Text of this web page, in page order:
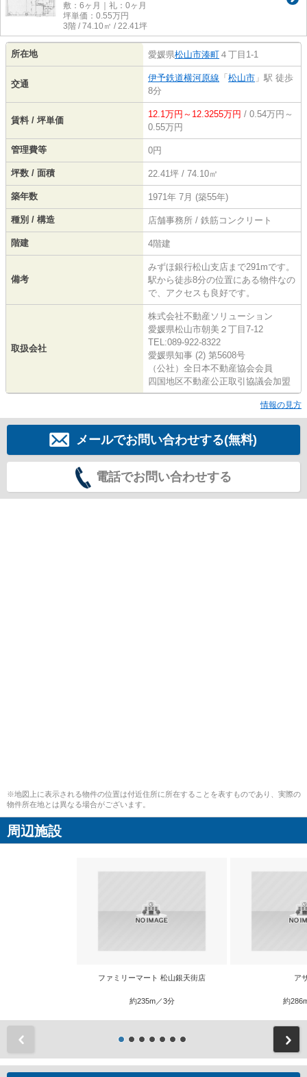
敷：6ヶ月｜礼：0ヶ月
坪単価： 0.55万円
3階 / 74.10㎡ / 22.41坪
所在地 愛媛県松山市湊町 ４丁目1-1
交通
伊予鉄道横河原線 「 松山市 」駅 徒歩
8分
賃料 / 坪単価
12.1万円～12.3255万円 / 0.54万円～
0.55万円
管理費等 0円
坪数 / 面積 22.41坪 / 74.10㎡
築年数 1971年 7月 (築55年)
種別 / 構造 店舗事務所 / 鉄筋コンクリート
階建 4階建
備考
みずほ銀行松山支店まで291mです。
駅から徒歩8分の位置にある物件なの
で、アクセスも良好です。
取扱会社
株式会社不動産ソリューション
愛媛県松山市朝美２丁目7-12
TEL:089-922-8322
愛媛県知事 (2) 第5608号
（公社）全日本不動産協会会員
四国地区不動産公正取引協議会加盟
情報の見方
メールでお問い合わせする(無料)
電話でお問い合わせする
※地図上に表示される物件の位置は付近住所に所在することを表すものであり、実際の
物件所在地とは異なる場合がございます。
周辺施設
ファミリーマート 松山銀天街店
約235m／3分
ア
約